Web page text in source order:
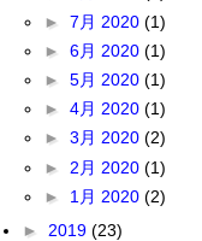
► 7月 2020 (1)
► 6月 2020 (1)
► 5月 2020 (1)
► 4月 2020 (1)
► 3月 2020 (2)
► 2月 2020 (1)
► 1月 2020 (2)
► 2019 (23)